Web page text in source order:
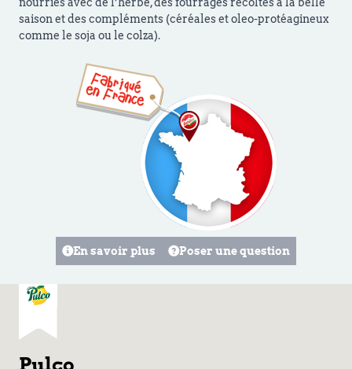
saison et des compléments (céréales et oleo-protéagineux
comme le soja ou le colza).
En savoir plus Poser une question
Pulco